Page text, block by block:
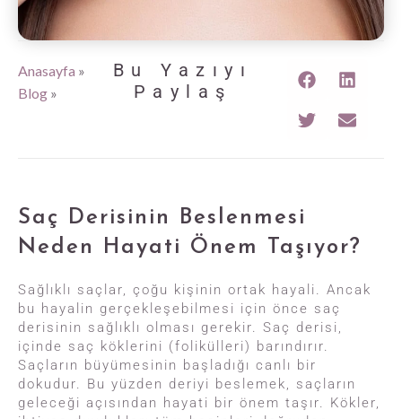
Anasayfa »
Blog »
Bu Yazıyı
Paylaş
Saç Derisinin Beslenmesi
Neden Hayati Önem Taşıyor?
Sağlıklı saçlar, çoğu kişinin ortak hayali. Ancak
bu hayalin gerçekleşebilmesi için önce saç
derisinin sağlıklı olması gerekir. Saç derisi,
içinde saç köklerini (folikülleri) barındırır.
Saçların büyümesinin başladığı canlı bir
dokudur. Bu yüzden deriyi beslemek, saçların
geleceği açısından hayati bir önem taşır. Kökler,